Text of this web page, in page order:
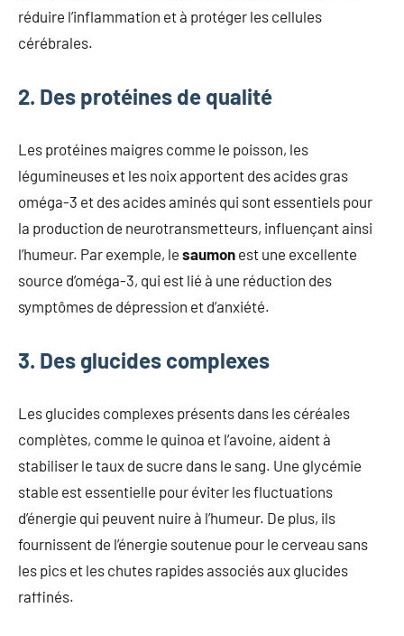
réduire l’inflammation et à protéger les cellules
cérébrales.
2. Des protéines de qualité
Les protéines maigres comme le poisson, les
légumineuses et les noix apportent des acides gras
oméga-3 et des acides aminés qui sont essentiels pour
la production de neurotransmetteurs, influençant ainsi
l’humeur. Par exemple, le saumon est une excellente
source d’oméga-3, qui est lié à une réduction des
symptômes de dépression et d’anxiété.
3. Des glucides complexes
Les glucides complexes présents dans les céréales
complètes, comme le quinoa et l’avoine, aident à
stabiliser le taux de sucre dans le sang. Une glycémie
stable est essentielle pour éviter les fluctuations
d’énergie qui peuvent nuire à l’humeur. De plus, ils
fournissent de l’énergie soutenue pour le cerveau sans
les pics et les chutes rapides associés aux glucides
raffinés.